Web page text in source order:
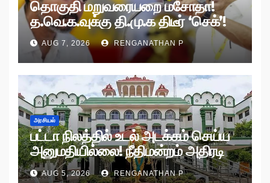
தொகுதி மறுவரையறை மசோதா!
த.வெ.க.வுக்கு தி.மு.க திடீர் ‘செக்’!
AUG 7, 2026 RENGANATHAN P
அரசியல்
பட்டா நிலத்தில் உடல் அடக்கம் செய்ய
அனுமதியில்லை! நீதிமன்றம் அதிரடி
உத்தரவு!
AUG 5, 2026 RENGANATHAN P